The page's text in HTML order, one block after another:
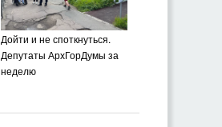
Дойти и не споткнуться.
Депутаты АрхГорДумы за
неделю